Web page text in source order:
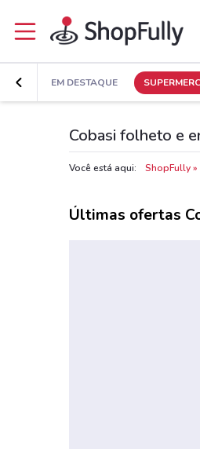
EM DESTAQUE
Cobasi folheto e
Você está aqui: ShopFully
Últimas ofertas